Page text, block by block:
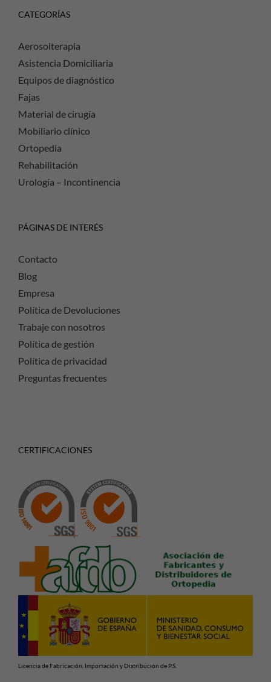
CATEGORÍAS
Aerosolterapia
Asistencia Domiciliaria
Equipos de diagnóstico
Fajas
Material de cirugía
Mobiliario clínico
Ortopedia
Rehabilitación
Urología – Incontinencia
PÁGINAS DE INTERÉS
Contacto
Blog
Empresa
Política de Devoluciones
Trabaje con nosotros
Política de gestión
Política de privacidad
Preguntas frecuentes
CERTIFICACIONES
Licencia de Fabricación, Importación y Distribución de P.S.